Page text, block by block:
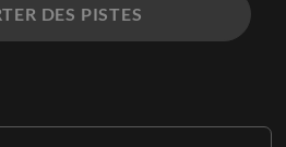
DES PISTES